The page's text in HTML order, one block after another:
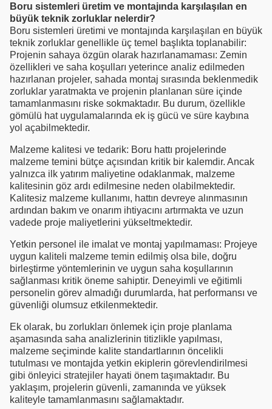
Boru sistemleri üretim ve montajında karşılaşılan en
büyük teknik zorluklar nelerdir?
Boru sistemleri üretimi ve montajında karşılaşılan en büyük
teknik zorluklar genellikle üç temel başlıkta toplanabilir:
Projenin sahaya özgün olarak hazırlanamaması: Zemin
özellikleri ve saha koşulları yeterince analiz edilmeden
hazırlanan projeler, sahada montaj sırasında beklenmedik
zorluklar yaratmakta ve projenin planlanan süre içinde
tamamlanmasını riske sokmaktadır. Bu durum, özellikle
gömülü hat uygulamalarında ek iş gücü ve süre kaybına
yol açabilmektedir.
Malzeme kalitesi ve tedarik: Boru hattı projelerinde
malzeme temini bütçe açısından kritik bir kalemdir. Ancak
yalnızca ilk yatırım maliyetine odaklanmak, malzeme
kalitesinin göz ardı edilmesine neden olabilmektedir.
Kalitesiz malzeme kullanımı, hattın devreye alınmasının
ardından bakım ve onarım ihtiyacını artırmakta ve uzun
vadede proje maliyetlerini yükseltmektedir.
Yetkin personel ile imalat ve montaj yapılmaması: Projeye
uygun kaliteli malzeme temin edilmiş olsa bile, doğru
birleştirme yöntemlerinin ve uygun saha koşullarının
sağlanması kritik öneme sahiptir. Deneyimli ve eğitimli
personelin görev almadığı durumlarda, hat performansı ve
güvenliği olumsuz etkilenmektedir.
Ek olarak, bu zorlukları önlemek için proje planlama
aşamasında saha analizlerinin titizlikle yapılması,
malzeme seçiminde kalite standartlarının öncelikli
tutulması ve montajda yetkin ekiplerin görevlendirilmesi
gibi önleyici stratejiler hayati önem taşımaktadır. Bu
yaklaşım, projelerin güvenli, zamanında ve yüksek
kaliteyle tamamlanmasını sağlamaktadır.